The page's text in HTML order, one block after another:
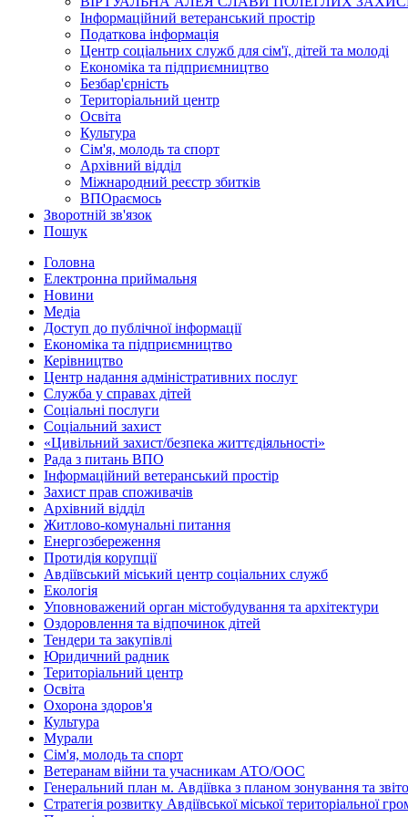
Інформаційний ветеранський простір
Податкова інформація
Центр соціальних служб для сім'ї, дітей та молоді
Економіка та підприємництво
Безбар'єрність
Територіальний центр
Освіта
Культура
Сім'я, молодь та спорт
Архівний відділ
Міжнародний реєстр збитків
ВПОраємось
Зворотній зв'язок
Пошук
Головна
Електронна приймальня
Новини
Медіа
Доступ до публічної інформації
Економіка та підприємництво
Керівництво
Центр надання адміністративних послуг
Служба у справах дітей
Соціальні послуги
Соціальний захист
«Цивільний захист/безпека життєдіяльності»
Рада з питань ВПО
Інформаційний ветеранський простір
Захист прав споживачів
Архівний відділ
Житлово-комунальні питання
Енергозбереження
Протидія корупції
Авдіївський міський центр соціальних служб
Екологія
Уповноважений орган містобудування та архітектури
Оздоровлення та відпочинок дітей
Тендери та закупівлі
Юридичний радник
Територіальний центр
Освіта
Охорона здоров'я
Культура
Мурали
Сім'я, молодь та спорт
Ветеранам війни та учасникам АТО/ООС
Генеральний план м. Авдіївка з планом зонування та
Стратегія розвитку Авдіївської міської територіальної